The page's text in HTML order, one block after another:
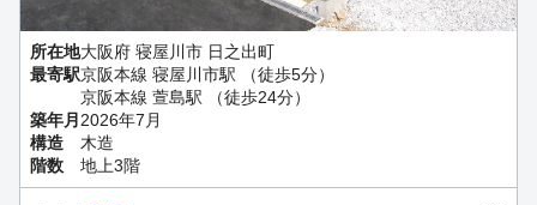
所在地大阪府 寝屋川市 日之出町
最寄駅京阪本線 寝屋川市駅 （徒歩5分）
京阪本線 萱島駅 （徒歩24分）
築年月2026年7月
構造
木造
階数
地上3階